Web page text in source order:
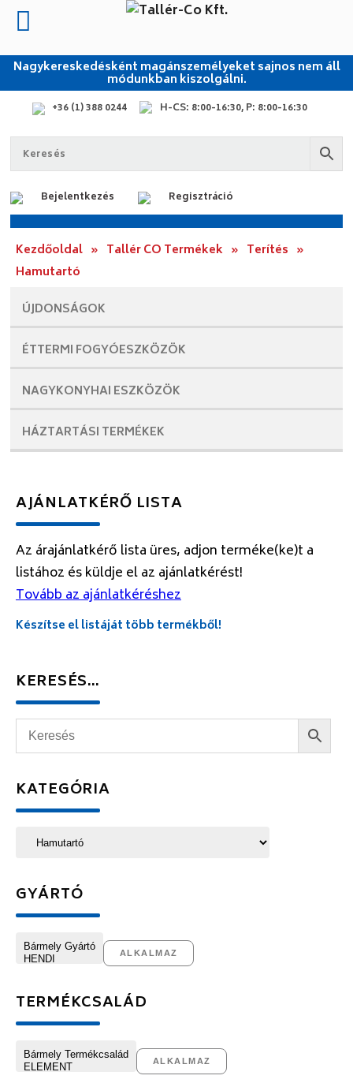
Nagykereskedésként magánszemélyeket sajnos nem áll
módunkban kiszolgálni.
+36 (1) 388 0244 H-CS: 8:00-16:30, P: 8:00-16:30
Bejelentkezés Regisztráció
Kezdőoldal » Tallér CO Termékek » Terítés »
Hamutartó
ÚJDONSÁGOK
ÉTTERMI FOGYÓESZKÖZÖK
NAGYKONYHAI ESZKÖZÖK
HÁZTARTÁSI TERMÉKEK
AJÁNLATKÉRŐ LISTA
Az árajánlatkérő lista üres, adjon terméke(ke)t a
listához és küldje el az ajánlatkérést!
Tovább az ajánlatkéréshez
Készítse el listáját több termékből!
KERESÉS…
KATEGÓRIA
GYÁRTÓ
ALKALMAZ
TERMÉKCSALÁD
ALKALMAZ